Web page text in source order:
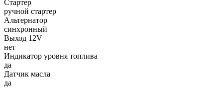
Стартер
ручной стартер
Альтернатор
синхронный
Выход 12V
нет
Индикатор уровня топлива
да
Датчик масла
да